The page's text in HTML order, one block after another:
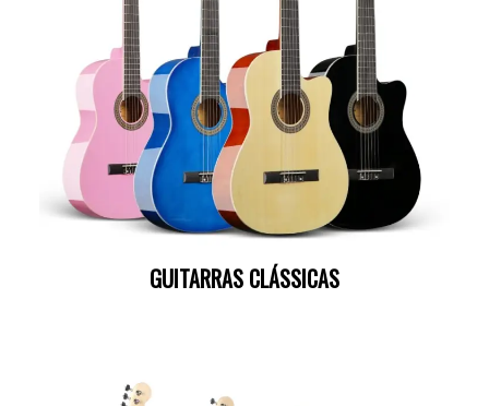
GUITARRAS CLÁSSICAS